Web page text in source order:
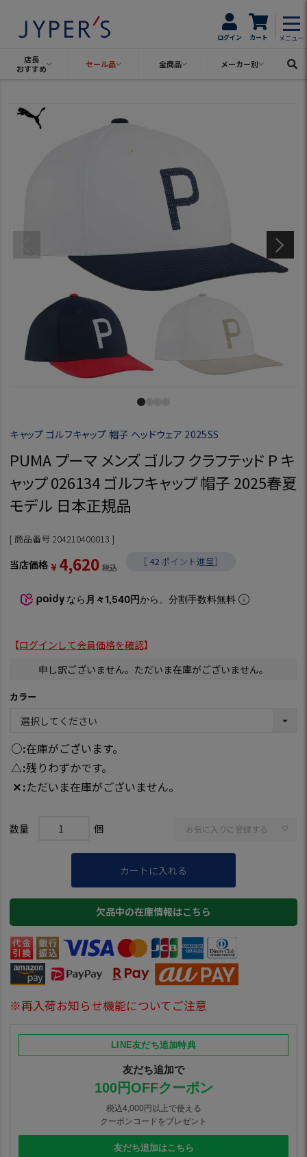
ログイン カート メニュー
店長
おすすめ
セール品 全商品 メーカー別
キャップ ゴルフキャップ 帽子 ヘッドウェア 2025SS
PUMA プーマ メンズ ゴルフ クラフテッド P キ
ャップ 026134 ゴルフキャップ 帽子 2025春夏
モデル 日本正規品
商品番号 204210400013
当店価格 ¥ 4,620 税込 ［ 42 ポイント進呈］
なら 月々1,540円から。分割手数料無料
【ログインして会員価格を確認】
申し訳ございません。ただいま在庫がございません。
カラー
○ 在庫がございます。
△ 残りわずかです。
✕ ただいま在庫がございません。
お気に入りに登録する
カートに入れる
欠品中の在庫情報はこちら
※再入荷お知らせ機能についてご注意
LINE友だち追加特典
友だち追加で
100円OFFクーポン
税込4,000円以上で使える
クーポンコードをプレゼント
友だち追加はこちら